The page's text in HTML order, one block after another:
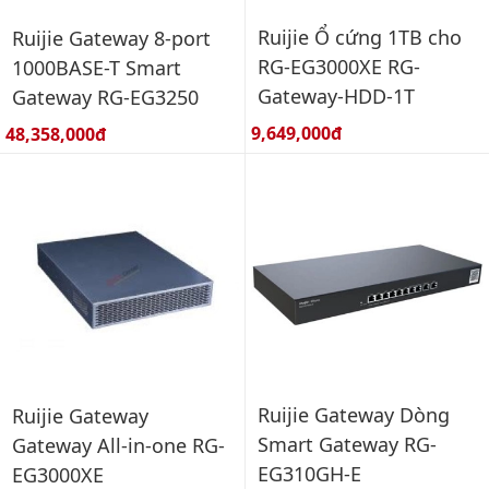
Ruijie Gateway 8-port
1000BASE-T Smart
Gateway RG-EG3250
Giá bán:
48,358,000đ
Ruijie Ổ cứng 1TB cho
RG-EG3000XE RG-
Gateway-HDD-1T
Giá bán:
9,649,000đ
Ruijie Gateway
Gateway All-in-one RG-
EG3000XE
Ruijie Gateway Dòng
Smart Gateway RG-
EG310GH-E